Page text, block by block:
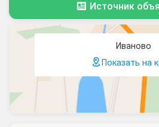
Источник
Иваново
Показать на